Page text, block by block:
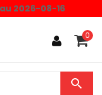
2026-08-16
0
